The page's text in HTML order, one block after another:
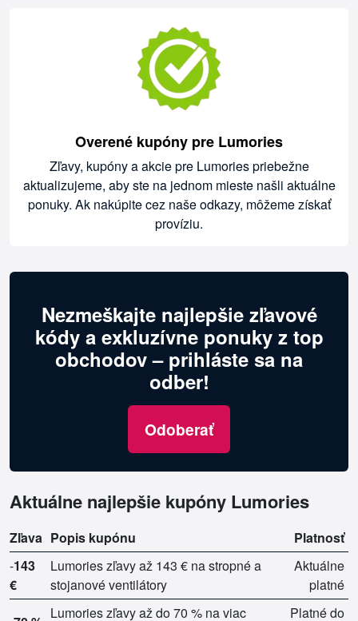
Overené kupóny pre Lumories
Zľavy, kupóny a akcie pre Lumories priebežne
aktualizujeme, aby ste na jednom mieste našli aktuálne
ponuky. Ak nakúpite cez naše odkazy, môžeme získať
províziu.
Nezmeškajte najlepšie zľavové
kódy a exkluzívne ponuky z top
obchodov – prihláste sa na
odber!
Odoberať
Aktuálne najlepšie kupóny Lumories
Zľava Popis kupónu
Platnosť
-143
€
Lumories zľavy až 143 € na stropné a
stojanové ventilátory
Aktuálne
platné
Lumories zľavy až do 70 % na viac
Platné do